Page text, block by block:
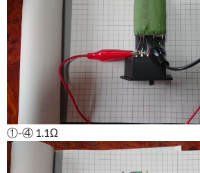
①-④ 1.1Ω